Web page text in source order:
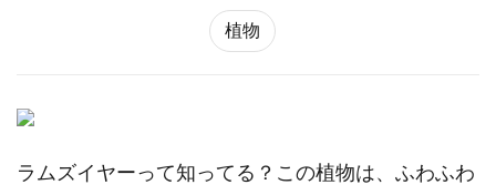
植物
ラムズイヤーって知ってる？この植物は、ふわふわ